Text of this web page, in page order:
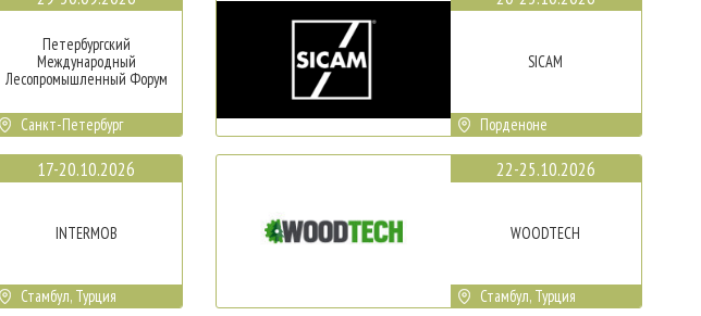
Петербургский
Международный
Лесопромышленный Форум
Санкт-Петербург
17-20.10.2026
INTERMOB
Стамбул, Турция
SICAM
Порденоне
22-25.10.2026
WOODTECH
Стамбул, Турция